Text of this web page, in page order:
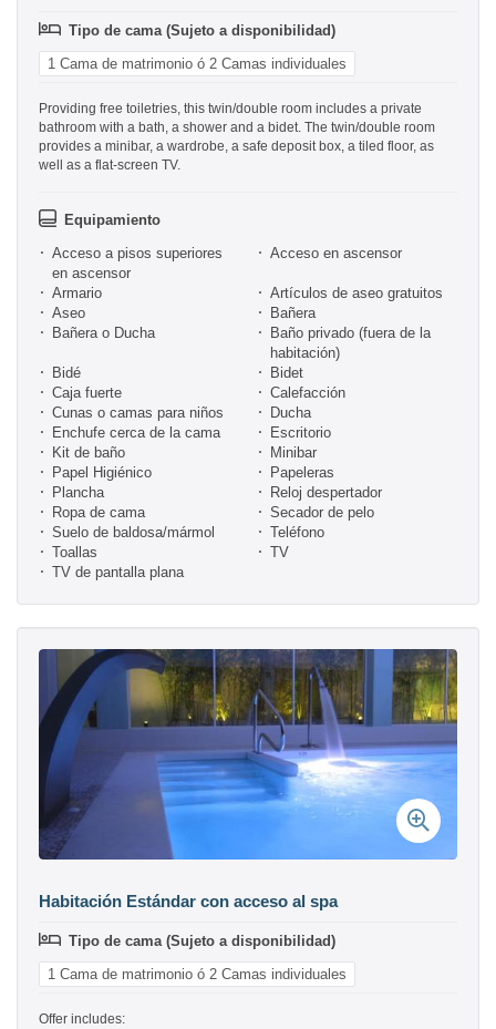
Tipo de cama (Sujeto a disponibilidad)
1 Cama de matrimonio ó 2 Camas individuales
Providing free toiletries, this twin/double room includes a private
bathroom with a bath, a shower and a bidet. The twin/double room
provides a minibar, a wardrobe, a safe deposit box, a tiled floor, as
well as a flat-screen TV.
Equipamiento
Acceso a pisos superiores
en ascensor
Acceso en ascensor
Armario
Artículos de aseo gratuitos
Aseo
Bañera
Bañera o Ducha
Baño privado (fuera de la
habitación)
Bidé
Bidet
Caja fuerte
Calefacción
Cunas o camas para niños
Ducha
Enchufe cerca de la cama
Escritorio
Kit de baño
Minibar
Papel Higiénico
Papeleras
Plancha
Reloj despertador
Ropa de cama
Secador de pelo
Suelo de baldosa/mármol
Teléfono
Toallas
TV
TV de pantalla plana
Habitación Estándar con acceso al spa
Tipo de cama (Sujeto a disponibilidad)
1 Cama de matrimonio ó 2 Camas individuales
Offer includes: